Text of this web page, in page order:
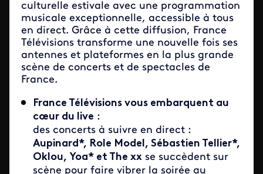
culturelle estivale avec une programmation
musicale exceptionnelle, accessible à tous
en direct. Grâce à cette diffusion, France
Télévisions transforme une nouvelle fois ses
antennes et plateformes en la plus grande
scène de concerts et de spectacles de
France.
France Télévisions vous embarquent au
cœur du live :
des concerts à suivre en direct :
Aupinard*, Role Model, Sébastien Tellier*,
Oklou, Yoa* et The xx se succèdent sur
scène pour faire vibrer la soirée au